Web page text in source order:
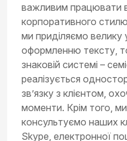
важливим працювати
корпоративного
ми приділяємо велику
оформленню тексту,
знаковій системі –
реалізується
зв’язку з клієнтом,
моменти. Крім того,
консультуємо наших
Skype, електронної